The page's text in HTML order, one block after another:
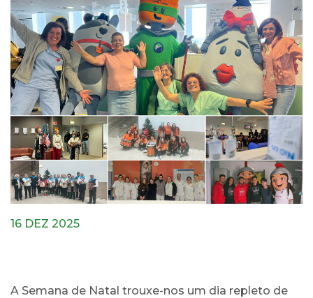
16 DEZ 2025
A Semana de Natal trouxe-nos um dia repleto de